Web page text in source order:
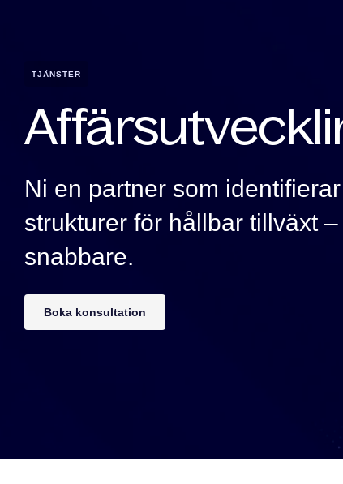
TJÄNSTER
Ni en partner som
strukturer för hållbar tillväxt
snabbare.
Boka konsultation